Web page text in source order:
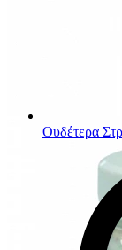
Ουδέτερα